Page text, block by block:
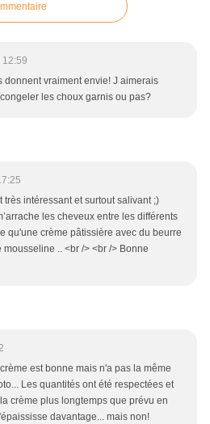
donnent vraiment envie! J aimerais
les choux garnis ou pas?
très intéressant et surtout salivant ;)
les cheveux entre les différents
qu'une crème pâtissière avec du beurre
.. <br /> <br /> Bonne
est bonne mais n'a pas la même
Les quantités ont été respectées et
crème plus longtemps que prévu en
davantage... mais non!